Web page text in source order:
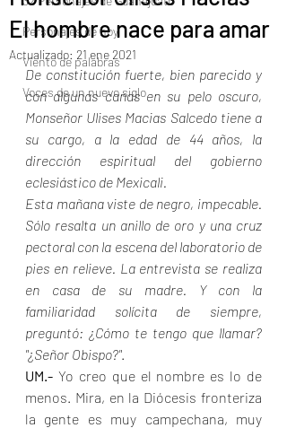
Personajes de hoy
Viento de palabras
Voces de un nuevo siglo
El hombre nace para amar
Actualizado: 21 ene 2021
De constitución fuerte, bien parecido y
con algunas canas en su pelo oscuro,
Monseñor Ulises Macias Salcedo tiene a
su cargo, a la edad de 44 años, la
dirección espiritual del gobierno
eclesiástico de Mexicali.
Esta mañana viste de negro, impecable.
Sólo resalta un anillo de oro y una cruz
pectoral con la escena del laboratorio de
pies en relieve. La entrevista se realiza
en casa de su madre. Y con la
familiaridad solícita de siempre,
preguntó: ¿Cómo te tengo que llamar?
"¿Señor Obispo?".
UM.- Yo creo que el nombre es lo de
menos. Mira, en la Diócesis fronteriza
la gente es muy campechana, muy